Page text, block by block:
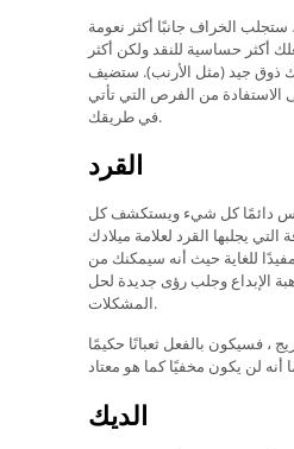
الخراف جانبًا أكثر نعومة
أكثر حساسية للنقد ولكن أكثر
ذوق جيد (مثل الأرنب). ستضيف
الاستفادة من الفرص التي تأتي
في طريقك.
القرد
دائمًا كل شيء ويستكشف كل
يجلبها القرد لعلامة ميلادك
للغاية حيث أنه سيمكنك من
الإبداع وجلب رؤى جديدة لحل
المشكلات.
، فسيكون بالفعل ثعبانًا حكيمًا
الديك